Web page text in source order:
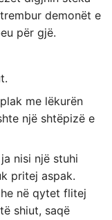
demonët e
për gjë.
me lëkurën
një shtëpizë e
nisi një stuhi
pritej aspak.
në qytet flitej
shiut, saqë